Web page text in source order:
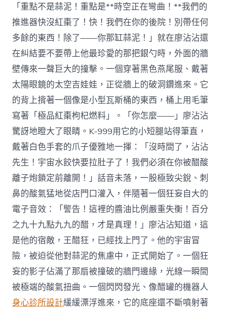
「重點不是蒜泥！重點是**時空正在彎曲！**我們的
推進器快沒紅棗了！快！我們在你的後院！別帶任何
多餘的東西！除了——你那缸蒜泥！」就在廖沾沾還
在糾結要不要帶上他最珍愛的那把銀勺時，外面的牆
壁傳來一聲巨大的撞擊。一個穿著黑色燕尾服、戴著
太陽眼鏡的太空吉娃娃，正從牆上的破洞鑽進來。它
的背上揹著一個像是小型瓦斯桶的東西，桶上用毛筆
寫著「極品紅棗枸杞燃料」。「你怎麼——」廖沾沾
驚訝地瞪大了眼睛。K-999用它的小短腿站得筆直，
戴著白色手套的爪子優雅地一揮：「沒時間了，沾沾
先生！宇宙水餃快要拉肚子了！我們必須在你被醋酸
離子炮鎖定前離開！」話音未落，一股極致尖銳、刺
鼻的酸氣猛地從店門口灌入，伴隨著一個狂妄自大的
電子音效：「警告！這裡的醬油比例嚴重失衡！百分
之九十九點九九的醋，才是真理！」廖沾沾知道，這
是他的宿敵，王醋狂，已經找上門了。他的宇宙冒
險，被迫從他對蒜泥的焦慮中，正式開始了。一個狂
妄的影子佔滿了那扇被撞破的牆門邊緣，光線一瞬間
被極端的酸氣扭曲。一個閃閃發光、像醋罐的機器人
身心診所設計緩緩漂浮進來，它的底座還不斷噴射著